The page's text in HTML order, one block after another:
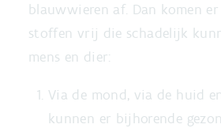
blauwwieren af. Dan komen
stoffen vrij die schadelijk
mens en dier:
Via de mond, via de huid
kunnen er bijhorende